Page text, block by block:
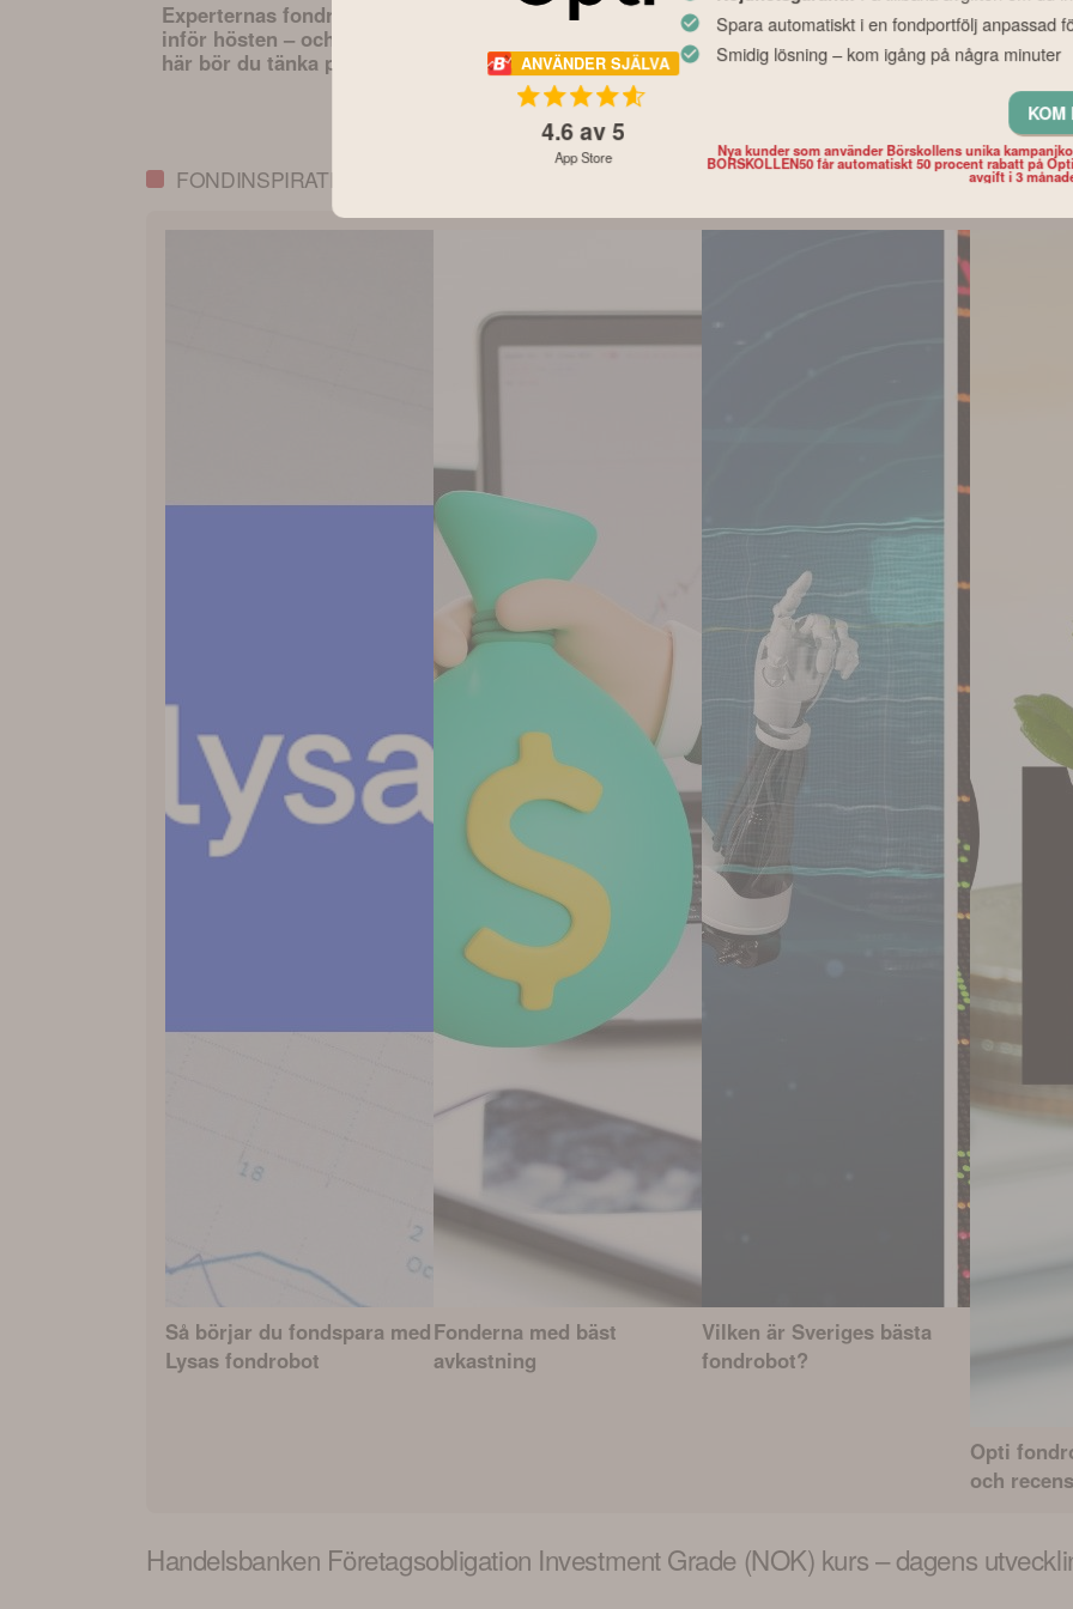
Experternas fondråd
inför hösten – och det
här bör du tänka på
Tid på börsen slår
siffrorna som bevisar
Så agerade svenska
fondsparare i juli – mest
köpta och sålda
Fyra
köpa –
FONDINSPIRATION
Så börjar du fondspara med
Lysas fondrobot
Fonderna med bäst
avkastning
Vilken är Sveriges bästa
fondrobot?
Opti
och
Handelsbanken Företagsobligation Investment Grade (NOK) kurs – dagens
ANVÄNDER SJÄLVA
4.6av 5
App Store
Spara automatiskt i en fondportfölj anpassad
Smidig lösning – kom igång på några minuter
KOM
Nya kunder som använder Börskollens unika
BORSKOLLEN50 får automatiskt 50 procent rabatt på
avgift i 3